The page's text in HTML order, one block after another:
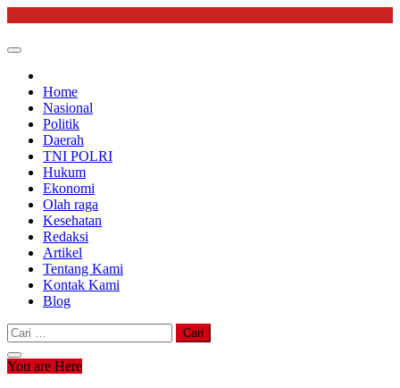
content
Home
Nasional
Politik
Daerah
TNI POLRI
Hukum
Ekonomi
Olah raga
Kesehatan
Redaksi
Artikel
Tentang Kami
Kontak Kami
Blog
Cari
untuk:
You are Here